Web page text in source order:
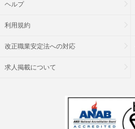
ヘルプ
利用規約
改正職業安定法への対応
求人掲載について